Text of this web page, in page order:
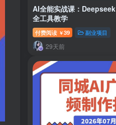
AI全能实战课：
全工具教学
付费阅读 ￥39 副业项目
29天前